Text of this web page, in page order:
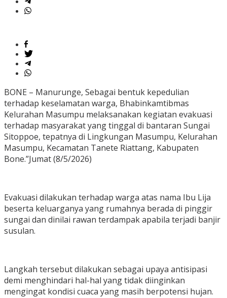
BONE – Manurunge, Sebagai bentuk kepedulian
terhadap keselamatan warga, Bhabinkamtibmas
Kelurahan Masumpu melaksanakan kegiatan evakuasi
terhadap masyarakat yang tinggal di bantaran Sungai
Sitoppoe, tepatnya di Lingkungan Masumpu, Kelurahan
Masumpu, Kecamatan Tanete Riattang, Kabupaten
Bone.”Jumat (8/5/2026)
Evakuasi dilakukan terhadap warga atas nama Ibu Lija
beserta keluarganya yang rumahnya berada di pinggir
sungai dan dinilai rawan terdampak apabila terjadi banjir
susulan.
Langkah tersebut dilakukan sebagai upaya antisipasi
demi menghindari hal-hal yang tidak diinginkan
mengingat kondisi cuaca yang masih berpotensi hujan.